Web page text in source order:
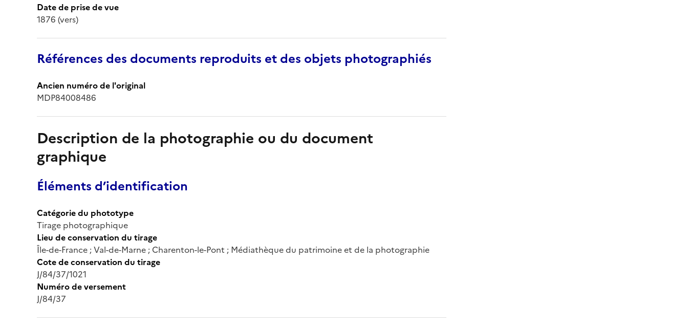
Date de prise de vue
1876 (vers)
Références des documents reproduits et des objets photographiés
Ancien numéro de l'original
MDP84008486
Description de la photographie ou du document
graphique
Éléments d’identification
Catégorie du phototype
Tirage photographique
Lieu de conservation du tirage
Île-de-France ; Val-de-Marne ; Charenton-le-Pont ; Médiathèque du patrimoine et de la photographie
Cote de conservation du tirage
J/84/37/1021
Numéro de versement
J/84/37